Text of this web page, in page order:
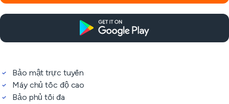
Bảo mật trực tuyến
Máy chủ tốc độ cao
Bảo phủ tối đa